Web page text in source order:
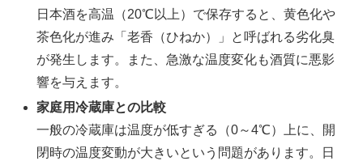
日本酒を高温（20℃以上）で保存すると、黄色化や
茶色化が進み「老香（ひねか）」と呼ばれる劣化臭
が発生します。また、急激な温度変化も酒質に悪影
響を与えます。
家庭用冷蔵庫との比較
一般の冷蔵庫は温度が低すぎる（0～4℃）上に、開
閉時の温度変動が大きいという問題があります。日